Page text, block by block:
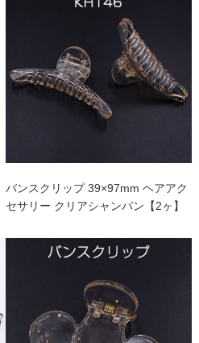
バンスクリップ 39×97mm ヘアアク
セサリー クリアシャンパン【2ヶ】